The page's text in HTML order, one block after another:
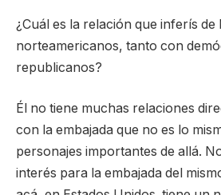
¿Cuál es la relación que inferís de
norteamericanos, tanto con
republicanos?
Él no tiene muchas relaciones
con la embajada que no es lo
personajes importantes de allá.
interés para la embajada del